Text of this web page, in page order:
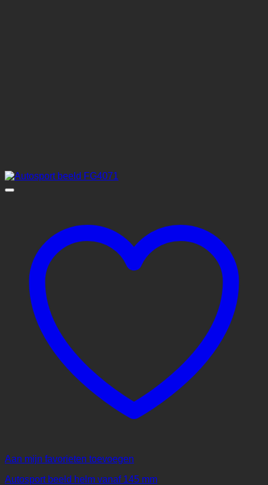
Aan mijn favorieten toevoegen
Autosport beeld helm vanaf 145 mm